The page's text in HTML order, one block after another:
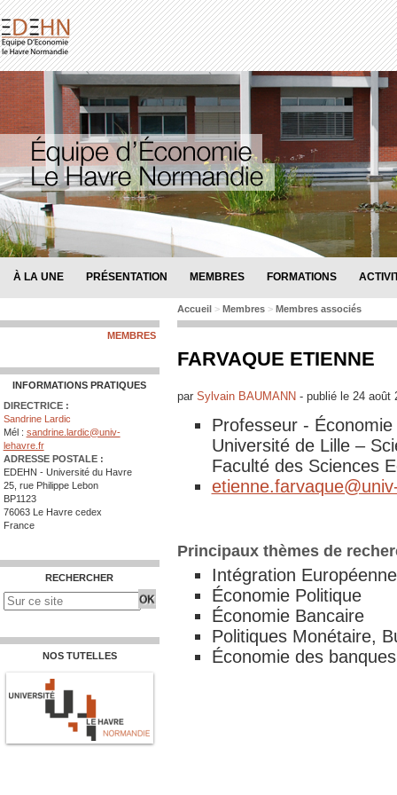
À LA UNE PRÉSENTATION MEMBRES FORMATIONS
MEMBRES
INFORMATIONS PRATIQUES
DIRECTRICE :
Sandrine Lardic
Mél : sandrine.lardic@univ-
lehavre.fr
ADRESSE POSTALE :
EDEHN - Université du Havre
25, rue Philippe Lebon
BP1123
76063 Le Havre cedex
France
RECHERCHER
NOS TUTELLES
Accueil > Membres > Membres associés
FARVAQUE ETIENNE
par Sylvain BAUMANN - publié le 24 août
Professeur - Économie
Université de Lille –
Faculté des Sciences
Principaux thèmes de
Intégration Européenne
Économie Politique
Économie Bancaire
Politiques Monétaire,
Économie des